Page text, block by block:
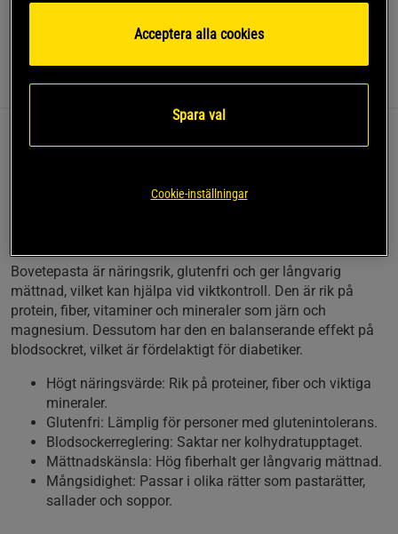
Information Recensioner Näring & Ingredienser
Pasta Spaghetti Bovete 200 g stödjer viktminskning
kolhydratupptaget. Den ger ökad mättnad och
Bovetepasta är näringsrik, glutenfri och ger långvarig
mättnad, vilket kan hjälpa vid viktkontroll. Den är rik på
protein, fiber, vitaminer och mineraler som järn och
magnesium. Dessutom har den en balanserande effekt på
blodsockret, vilket är fördelaktigt för diabetiker.
Högt näringsvärde: Rik på proteiner, fiber och viktiga
mineraler.
Glutenfri: Lämplig för personer med glutenintolerans.
Blodsockerreglering: Saktar ner kolhydratupptaget.
Mättnadskänsla: Hög fiberhalt ger långvarig mättnad.
Mångsidighet: Passar i olika rätter som pastarätter,
sallader och soppor.
Acceptera alla cookies
Spara val
Cookie-inställningar